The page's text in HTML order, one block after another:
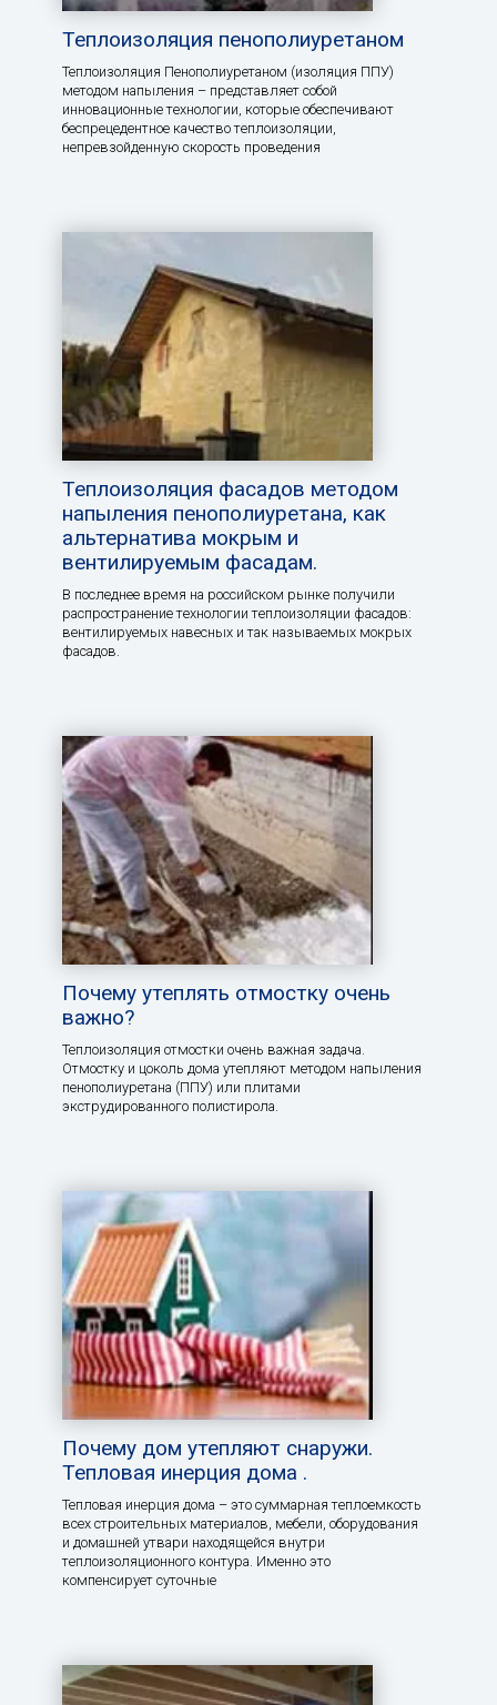
Теплоизоляция пенополиуретаном
Теплоизоляция Пенополиуретаном (изоляция ППУ)
методом напыления – представляет собой
инновационные технологии, которые обеспечивают
беспрецедентное качество теплоизоляции,
непревзойденную скорость проведения
Теплоизоляция фасадов методом
напыления пенополиуретана, как
альтернатива мокрым и
вентилируемым фасадам.
В последнее время на российском рынке получили
распространение технологии теплоизоляции фасадов:
вентилируемых навесных и так называемых мокрых
фасадов.
Почему утеплять отмостку очень
важно?
Теплоизоляция отмостки очень важная задача.
Отмостку и цоколь дома утепляют методом напыления
пенополиуретана (ППУ) или плитами
экструдированного полистирола.
Почему дом утепляют снаружи.
Тепловая инерция дома .
Тепловая инерция дома – это суммарная теплоемкость
всех строительных материалов, мебели, оборудования
и домашней утвари находящейся внутри
теплоизоляционного контура. Именно это
компенсирует суточные